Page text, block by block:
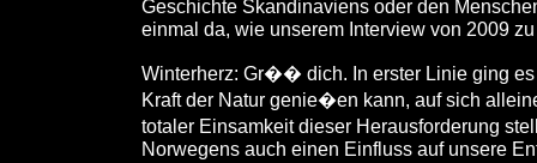
Geschichte Skandinaviens oder den
einmal da, wie unserem Interview von 2009
Winterherz: Gr�� dich. In erster Linie ging
Kraft der Natur genie�en kann, auf sich
totaler Einsamkeit dieser Herausforderung
Norwegens auch einen Einfluss auf unsere